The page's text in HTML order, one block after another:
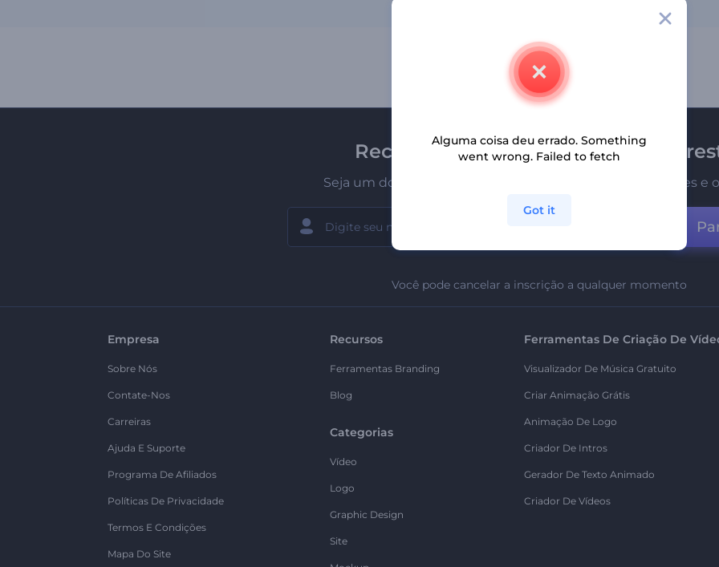
Receba a newsletter da
Seja um dos primeiros a receber nossas últimas novidades e
Você pode cancelar a inscrição a qualquer momento
Empresa
Sobre Nós
Contate-Nos
Carreiras
Ajuda E Suporte
Programa De Afiliados
Políticas De Privacidade
Termos E Condições
Mapa Do Site
Recursos
Ferramentas Branding
Blog
Categorias
Vídeo
Logo
Graphic Design
Site
Ferramentas De Criação De
Visualizador De Música Gratuito
Criar Animação Grátis
Animação De Logo
Criador De Intros
Gerador De Texto Animado
Criador De Vídeos
Alguma coisa deu errado. Something
went wrong. Failed to fetch
Got it